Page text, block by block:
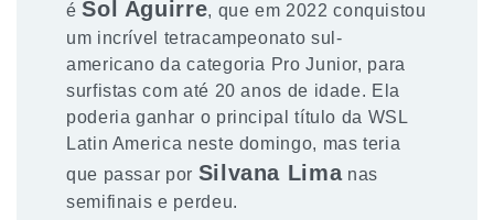
éSol Aguirre, que em 2022 conquistou
um incrível tetracampeonato sul-
americano da categoria Pro Junior, para
surfistas com até 20 anos de idade. Ela
poderia ganhar o principal título da WSL
Latin America neste domingo, mas teria
que passar por Silvana Limanas
semifinais e perdeu.